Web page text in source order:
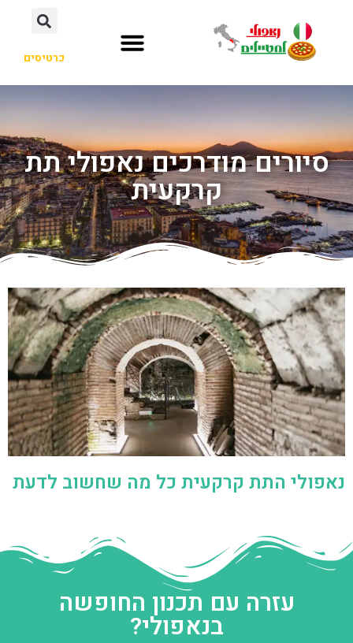
כרטיסים
סיורים מודרכים נאפולי תת
קרקעית
נאפולי התת קרקעית כל מה שחשוב לדעת
עזרה עם תכנון החופשה
בנאפולי?